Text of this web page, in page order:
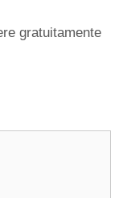
gratuitamente